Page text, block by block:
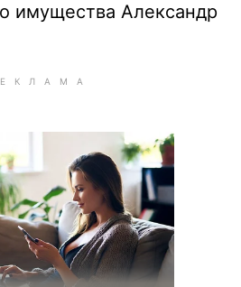
имущества Александр